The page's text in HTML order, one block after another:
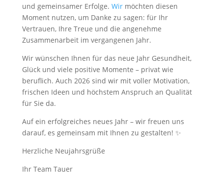
und gemeinsamer Erfolge. Wirmöchten diesen
Moment nutzen, um Danke zu sagen: für Ihr
Vertrauen, Ihre Treue und die angenehme
Zusammenarbeit im vergangenen Jahr.
Wir wünschen Ihnen für das neue Jahr Gesundheit,
Glück und viele positive Momente – privat wie
beruflich. Auch 2026 sind wir mit voller Motivation,
frischen Ideen und höchstem Anspruch an Qualität
für Sie da.
Auf ein erfolgreiches neues Jahr – wir freuen uns
darauf, es gemeinsam mit Ihnen zu gestalten! ✨
Herzliche Neujahrsgrüße
Ihr Team Tauer